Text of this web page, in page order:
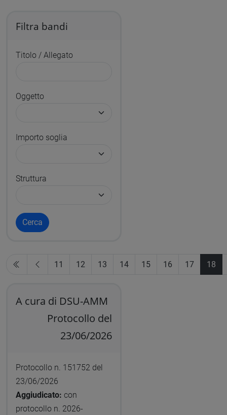
Filtra bandi
Titolo / Allegato
Oggetto
Importo soglia
Struttura
Cerca
11 12 13 14 15 16 17 18
A cura di DSU-AMM
Protocollo del
23/06/2026
Protocollo n. 151752 del
23/06/2026
Aggiudicato: con
protocollo n. 2026-